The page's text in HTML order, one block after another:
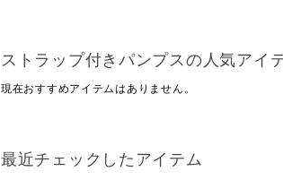
ストラップ付きパンプスの人気アイ
現在おすすめアイテムはありません。
最近チェックしたアイテム